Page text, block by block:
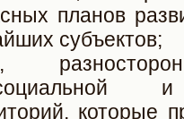
планов
субъектов;
и
которые